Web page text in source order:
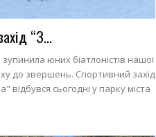
“З...
юних біатлоністів нашої
до звершень. Спортивний захід
відбувся сьогодні у парку міста